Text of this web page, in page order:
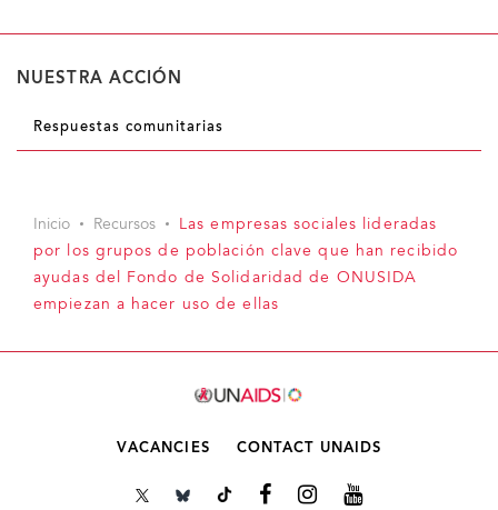
NUESTRA ACCIÓN
Respuestas comunitarias
Inicio Recursos
Las empresas sociales lideradas
por los grupos de población clave que han recibido
ayudas del Fondo de Solidaridad de ONUSIDA
empiezan a hacer uso de ellas
VACANCIES CONTACT UNAIDS